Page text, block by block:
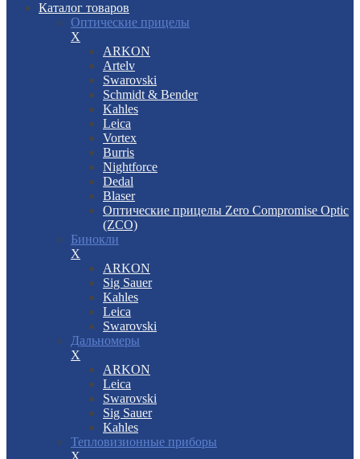
Каталог товаров
Оптические прицелы
X
ARKON
Artelv
Swarovski
Schmidt & Bender
Kahles
Leica
Vortex
Burris
Nightforce
Dedal
Blaser
Оптические прицелы Zero Compromise Optic
(ZCO)
Бинокли
X
ARKON
Sig Sauer
Kahles
Leica
Swarovski
Дальномеры
X
ARKON
Leica
Swarovski
Sig Sauer
Kahles
Тепловизионные приборы
X